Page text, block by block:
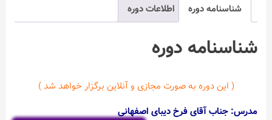
شناسنامه دوره اطلاعات دوره
شناسنامه دوره
( این دوره به صورت مجازی و آنلاین برگزار خواهد شد )
مدرس: جناب آقای فرخ دیبای اصفهانی